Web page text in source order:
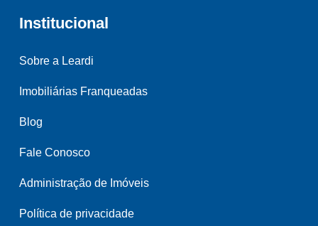
Institucional
Sobre a Leardi
Imobiliárias Franqueadas
Blog
Fale Conosco
Administração de Imóveis
Política de privacidade